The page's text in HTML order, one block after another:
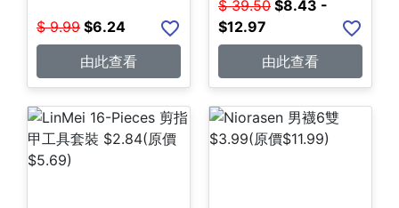
$ 9.99 $6.24
由此查看
$ 39.50 $8.43 -
$12.97
由此查看